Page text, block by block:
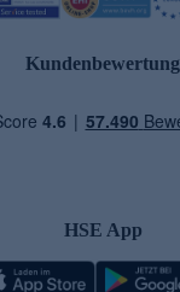
Kundenbewertung
HSE App